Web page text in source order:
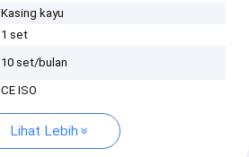
Kasing kayu
1 set
10 set/bulan
CE ISO
Lihat Lebih